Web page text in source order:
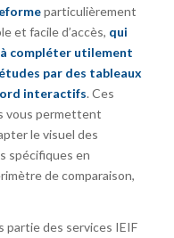
particulièrement
et facile d’accès, qui
compléter utilement
par des tableaux
interactifs. Ces
vous permettent
le visuel des
spécifiques en
de comparaison,
partie des services IEIF